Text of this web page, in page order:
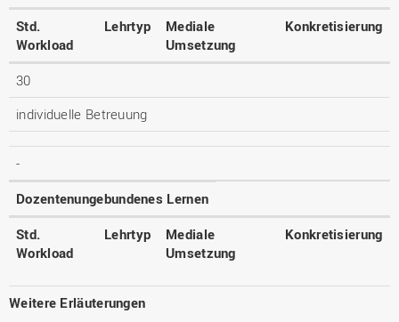
Std.
Workload
Lehrtyp
Mediale
Umsetzung
Konkretisierung
30
individuelle Betreuung
-
Dozentenungebundenes Lernen
Std.
Workload
Lehrtyp
Mediale
Umsetzung
Konkretisierung
Weitere Erläuterungen